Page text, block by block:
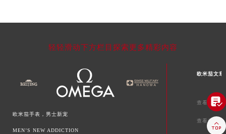
轻轻滑动下方栏目探索更多精彩内容
欧米茄手表，男士新宠
MEN’S NEW ADDICTION
欧米茄文章
查看维修相
查看保养相

